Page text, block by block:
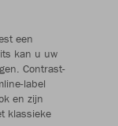
een
kan u uw
Contrast-
label
en zijn
klassieke